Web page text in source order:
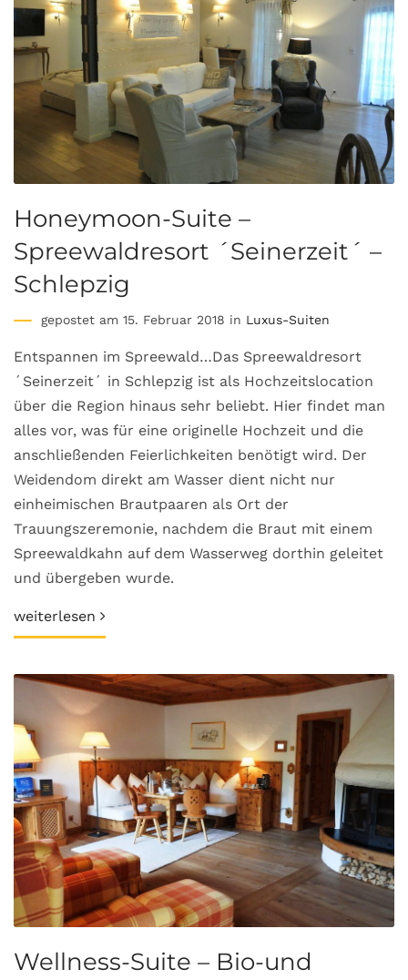
Honeymoon-Suite –
Spreewaldresort ´Seinerzeit´ –
Schlepzig
gepostet am 15. Februar 2018 in Luxus-Suiten
Entspannen im Spreewald…Das Spreewaldresort
´Seinerzeit´ in Schlepzig ist als Hochzeitslocation
über die Region hinaus sehr beliebt. Hier findet man
alles vor, was für eine originelle Hochzeit und die
anschließenden Feierlichkeiten benötigt wird. Der
Weidendom direkt am Wasser dient nicht nur
einheimischen Brautpaaren als Ort der
Trauungszeremonie, nachdem die Braut mit einem
Spreewaldkahn auf dem Wasserweg dorthin geleitet
und übergeben wurde.
weiterlesen
Wellness-Suite – Bio-und